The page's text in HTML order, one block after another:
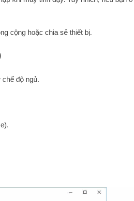
cộng hoặc chia sẻ thiết bị.
độ ngủ.